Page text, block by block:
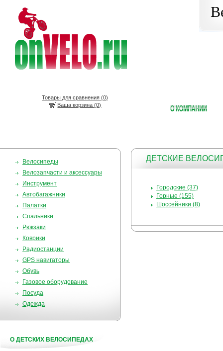
Товары для сравнения (0)
Ваша корзина (0)
Велосипеды
Велозапчасти и аксессуары
Инструмент
Автобагажники
Палатки
Спальники
Рюкзаки
Коврики
Радиостанции
GPS навигаторы
Обувь
Газовое оборудование
Посуда
Одежда
О ДЕТСКИХ ВЕЛОСИПЕДАХ
ДЕТСКИЕ
Городские (37)
Горные (155)
Шоссейники (8)